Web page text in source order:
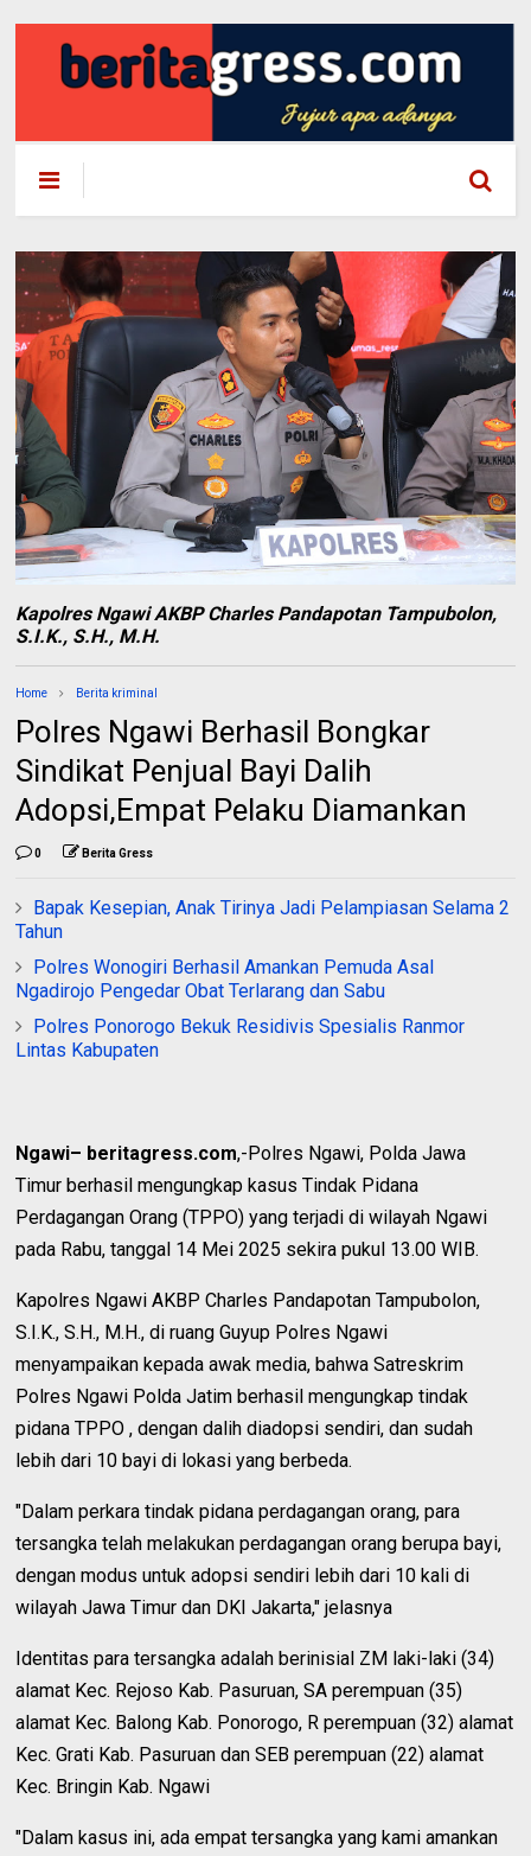
Kapolres Ngawi AKBP Charles Pandapotan Tampubolon,
S.I.K., S.H., M.H.
Home Berita kriminal
Polres Ngawi Berhasil Bongkar
Sindikat Penjual Bayi Dalih
Adopsi,Empat Pelaku Diamankan
0 Berita Gress
Bapak Kesepian, Anak Tirinya Jadi Pelampiasan Selama 2
Tahun
Polres Wonogiri Berhasil Amankan Pemuda Asal
Ngadirojo Pengedar Obat Terlarang dan Sabu
Polres Ponorogo Bekuk Residivis Spesialis Ranmor
Lintas Kabupaten
Ngawi– beritagress.com,-Polres Ngawi, Polda Jawa
Timur berhasil mengungkap kasus Tindak Pidana
Perdagangan Orang (TPPO) yang terjadi di wilayah Ngawi
pada Rabu, tanggal 14 Mei 2025 sekira pukul 13.00 WIB.
Kapolres Ngawi AKBP Charles Pandapotan Tampubolon,
S.I.K., S.H., M.H., di ruang Guyup Polres Ngawi
menyampaikan kepada awak media, bahwa Satreskrim
Polres Ngawi Polda Jatim berhasil mengungkap tindak
pidana TPPO , dengan dalih diadopsi sendiri, dan sudah
lebih dari 10 bayi di lokasi yang berbeda.
"Dalam perkara tindak pidana perdagangan orang, para
tersangka telah melakukan perdagangan orang berupa bayi,
dengan modus untuk adopsi sendiri lebih dari 10 kali di
wilayah Jawa Timur dan DKI Jakarta," jelasnya
Identitas para tersangka adalah berinisial ZM laki-laki (34)
alamat Kec. Rejoso Kab. Pasuruan, SA perempuan (35)
alamat Kec. Balong Kab. Ponorogo, R perempuan (32) alamat
Kec. Grati Kab. Pasuruan dan SEB perempuan (22) alamat
Kec. Bringin Kab. Ngawi
"Dalam kasus ini, ada empat tersangka yang kami amankan